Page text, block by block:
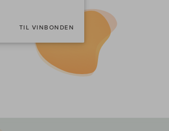
TIL VINBONDEN